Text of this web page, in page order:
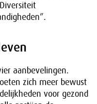
aanbevelingen.
zich meer bewust
voor gezond